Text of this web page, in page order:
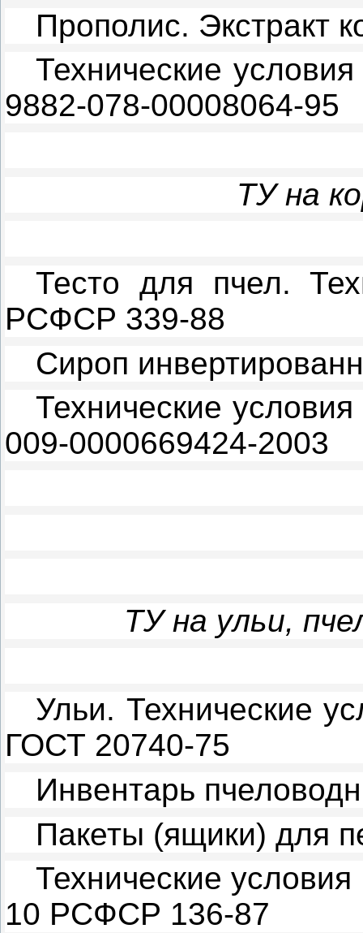
Прополис. Экстракт
Технические условия
9882-078-00008064-95
ТУ на
Тесто для пчел.
РСФСР 339-88
Сироп
Технические условия
009-0000669424-2003
ТУ на ульи,
Ульи. Технические
ГОСТ 20740-75
Инвентарь
Пакеты (ящики) для
Технические условия
10 РСФСР 136-87